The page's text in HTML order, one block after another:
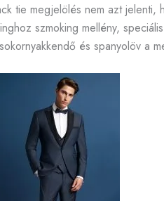
tie megjelölés nem azt jelenti,
szmoking mellény,
és spanyolöv a